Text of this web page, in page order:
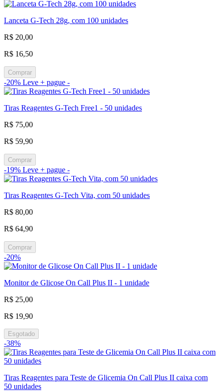
Lanceta G-Tech 28g, com 100 unidades
R$ 20,00
R$ 16,50
Comprar
-20% Leve + pague -
Tiras Reagentes G-Tech Free1 - 50 unidades
R$ 75,00
R$ 59,90
Comprar
-19% Leve + pague -
Tiras Reagentes G-Tech Vita, com 50 unidades
R$ 80,00
R$ 64,90
Comprar
-20%
Monitor de Glicose On Call Plus II - 1 unidade
R$ 25,00
R$ 19,90
Esgotado
-38%
Tiras Reagentes para Teste de Glicemia On Call Plus II caixa com
50 unidades